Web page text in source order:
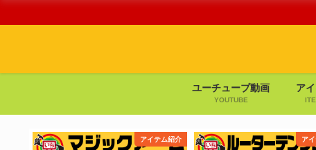
ユーチューブ動画
YOUTUBE
ア
アイテム紹介 ア